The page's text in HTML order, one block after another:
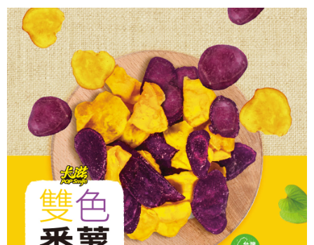
任。
４．使用「AFTEE先享後付」時，將依據個別帳號之用戶狀況，依本公司即
時審查核予不同之上限額度；若仍有額度不足之情形，本公司將視審查結果
請求用戶進行身份認證。
５．嚴禁一人註冊多個帳號或使用他人資訊註冊。若發現惡意使用之情形，
恩沛科技股份有限公司將有權停止該用戶之使用額度並採取法律行動。
每筆NT$100，滿NT$790(含以上)免運費
付款後寶雅門市自取(由倉庫統一出貨)
每筆NT$80，滿NT$290(含以上)免運費